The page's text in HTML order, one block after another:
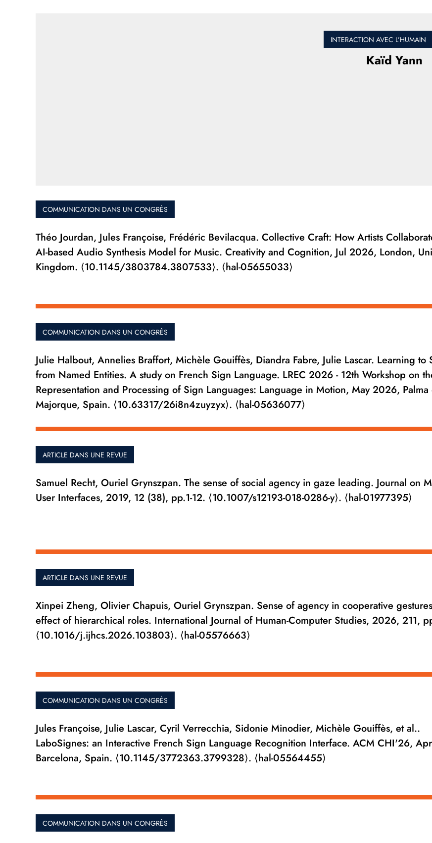
INTERACTION AVEC L’HUMAIN
Kaïd Yann
COMMUNICATION DANS UN CONGRÈS
Théo Jourdan, Jules Françoise, Frédéric Bevilacqua. Collective Craft: How Artists
AI-based Audio Synthesis Model for Music. Creativity and Cognition, Jul 2026, London,
Kingdom. ⟨10.1145/3803784.3807533⟩. ⟨hal-05655033⟩
COMMUNICATION DANS UN CONGRÈS
Julie Halbout, Annelies Braffort, Michèle Gouiffès, Diandra Fabre, Julie Lascar. Learning to
from Named Entities. A study on French Sign Language. LREC 2026 - 12th Workshop on
Representation and Processing of Sign Languages: Language in Motion, May 2026, Palma
Majorque, Spain. ⟨10.63317/26i8n4zuyzyx⟩. ⟨hal-05636077⟩
ARTICLE DANS UNE REVUE
Samuel Recht, Ouriel Grynszpan. The sense of social agency in gaze leading. Journal on
User Interfaces, 2019, 12 (38), pp.1-12. ⟨10.1007/s12193-018-0286-y⟩. ⟨hal-01977395⟩
ARTICLE DANS UNE REVUE
Xinpei Zheng, Olivier Chapuis, Ouriel Grynszpan. Sense of agency in cooperative
effect of hierarchical roles. International Journal of Human-Computer Studies, 2026, 211,
⟨10.1016/j.ijhcs.2026.103803⟩. ⟨hal-05576663⟩
COMMUNICATION DANS UN CONGRÈS
Jules Françoise, Julie Lascar, Cyril Verrecchia, Sidonie Minodier, Michèle Gouiffès, et al..
LaboSignes: an Interactive French Sign Language Recognition Interface. ACM CHI'26,
Barcelona, Spain. ⟨10.1145/3772363.3799328⟩. ⟨hal-05564455⟩
COMMUNICATION DANS UN CONGRÈS